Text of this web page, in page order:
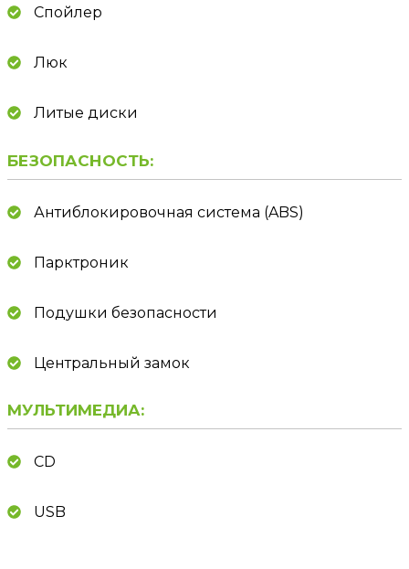
Спойлер
Люк
Литые диски
БЕЗОПАСНОСТЬ:
Антиблокировочная система (ABS)
Парктроник
Подушки безопасности
Центральный замок
МУЛЬТИМЕДИА:
CD
USB